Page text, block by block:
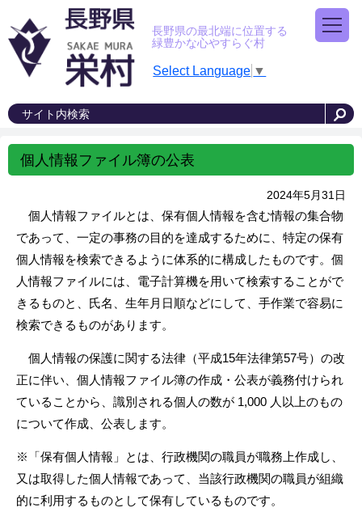
長野県の最北端に位置する
緑豊かな心やすらぐ村
Select Language ▼
個人情報ファイル簿の公表
2024年5月31日
個人情報ファイルとは、保有個人情報を含む情報の集合物
であって、一定の事務の目的を達成するために、特定の保有
個人情報を検索できるように体系的に構成したものです。個
人情報ファイルには、電子計算機を用いて検索することがで
きるものと、氏名、生年月日順などにして、手作業で容易に
検索できるものがあります。
個人情報の保護に関する法律（平成15年法律第57号）の改
正に伴い、個人情報ファイル簿の作成・公表が義務付けられ
ていることから、識別される個人の数が 1,000 人以上のもの
について作成、公表します。
※「保有個人情報」とは、行政機関の職員が職務上作成し、
又は取得した個人情報であって、当該行政機関の職員が組織
的に利用するものとして保有しているものです。